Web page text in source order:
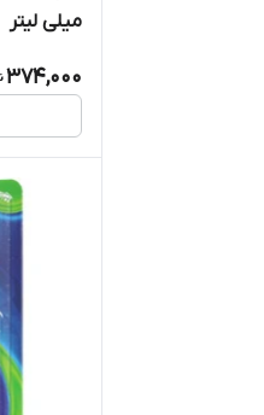
میلی لیتر
374,000